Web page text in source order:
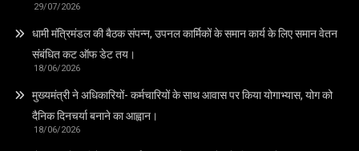
29/07/2026
धामी मंत्रिमंडल की बैठक संपन्न, उपनल कार्मिकों के समान कार्य के लिए समान वेतन
संबंधित कट ऑफ डेट तय।
18/06/2026
मुख्यमंत्री ने अधिकारियों- कर्मचारियों के साथ आवास पर किया योगाभ्यास, योग को
दैनिक दिनचर्या बनाने का आह्वान।
18/06/2026